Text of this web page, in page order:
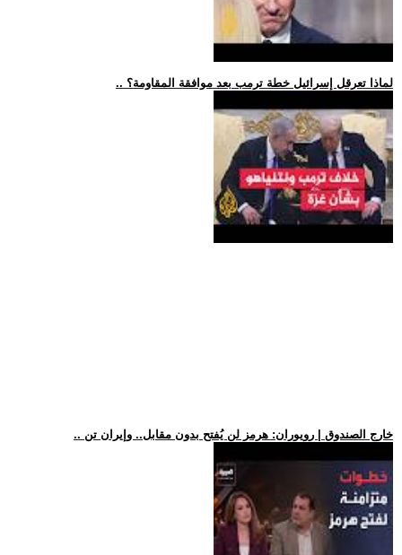
.. لماذا تعرقل إسرائيل خطة ترمب بعد موافقة المقاومة؟
.. خارج الصندوق | رويوران: هرمز لن يُفتح بدون مقابل.. وإيران تن